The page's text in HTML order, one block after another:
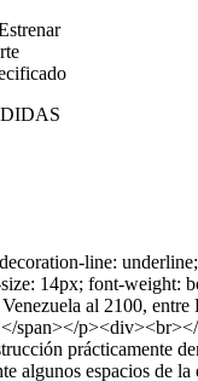
line:
14px; font-weight:
al 2100, entre
span></
prácticamente
algunos espacios de